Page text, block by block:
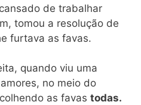
de trabalhar
tomou a resolução de
furtava as favas.
quando viu uma
no meio do
as favas todas.